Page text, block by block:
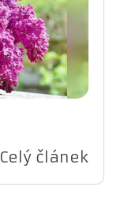
Celý článek